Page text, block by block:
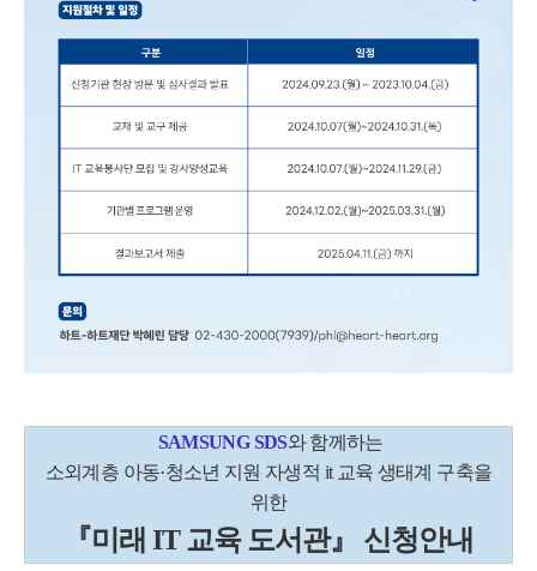
SAMSUNG SDS와 함께하는
소외계층 아동·청소년 지원 자생적 it 교육 생태계 구축을
위한
『미래 IT 교육 도서관』 신청안내